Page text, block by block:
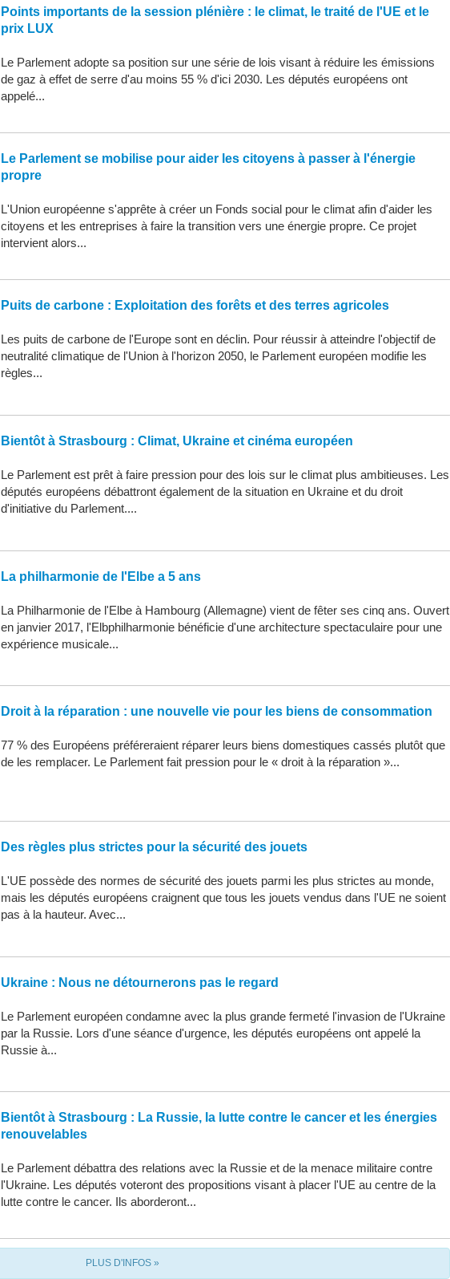
Points importants de la session plénière : le climat, le traité de l'UE et le
prix LUX
Le Parlement adopte sa position sur une série de lois visant à réduire les émissions
de gaz à effet de serre d'au moins 55 % d'ici 2030. Les députés européens ont
appelé...
Le Parlement se mobilise pour aider les citoyens à passer à l'énergie
propre
L'Union européenne s'apprête à créer un Fonds social pour le climat afin d'aider les
citoyens et les entreprises à faire la transition vers une énergie propre. Ce projet
intervient alors...
Puits de carbone : Exploitation des forêts et des terres agricoles
Les puits de carbone de l'Europe sont en déclin. Pour réussir à atteindre l'objectif de
neutralité climatique de l'Union à l'horizon 2050, le Parlement européen modifie les
règles...
Bientôt à Strasbourg : Climat, Ukraine et cinéma européen
Le Parlement est prêt à faire pression pour des lois sur le climat plus ambitieuses. Les
députés européens débattront également de la situation en Ukraine et du droit
d'initiative du Parlement....
La philharmonie de l'Elbe a 5 ans
La Philharmonie de l'Elbe à Hambourg (Allemagne) vient de fêter ses cinq ans. Ouvert
en janvier 2017, l'Elbphilharmonie bénéficie d'une architecture spectaculaire pour une
expérience musicale...
Droit à la réparation : une nouvelle vie pour les biens de consommation
77 % des Européens préféreraient réparer leurs biens domestiques cassés plutôt que
de les remplacer. Le Parlement fait pression pour le « droit à la réparation »...
Des règles plus strictes pour la sécurité des jouets
L'UE possède des normes de sécurité des jouets parmi les plus strictes au monde,
mais les députés européens craignent que tous les jouets vendus dans l'UE ne soient
pas à la hauteur. Avec...
Ukraine : Nous ne détournerons pas le regard
Le Parlement européen condamne avec la plus grande fermeté l'invasion de l'Ukraine
par la Russie. Lors d'une séance d'urgence, les députés européens ont appelé la
Russie à...
Bientôt à Strasbourg : La Russie, la lutte contre le cancer et les énergies
renouvelables
Le Parlement débattra des relations avec la Russie et de la menace militaire contre
l'Ukraine. Les députés voteront des propositions visant à placer l'UE au centre de la
lutte contre le cancer. Ils aborderont...
PLUS D'INFOS »